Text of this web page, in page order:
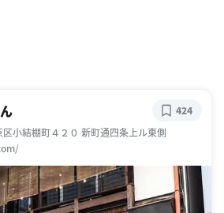
小結棚町４２０ 新町通四条上ル東側
424